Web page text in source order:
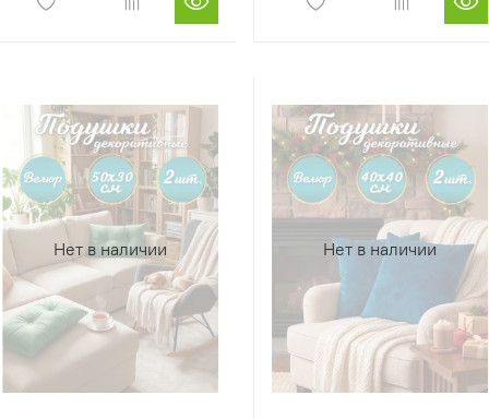
Нет в наличии Нет в наличии